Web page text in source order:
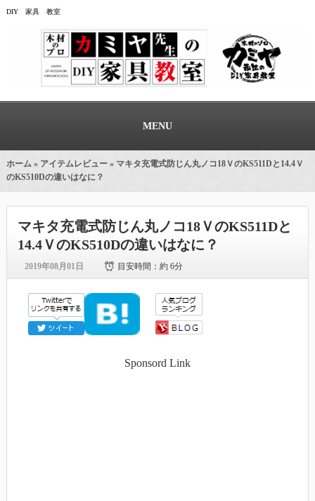
DIY 家具 教室
MENU
ホーム » アイテムレビュー» マキタ充電式防じん丸ノコ18ＶのKS511Dと14.4Ｖ
のKS510Dの違いはなに？
マキタ充電式防じん丸ノコ18ＶのKS511Dと
14.4ＶのKS510Dの違いはなに？
2019年08月01日 目安時間：約 6分
Sponsord Link